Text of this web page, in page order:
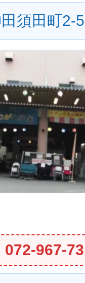
須田町2-
072-967-